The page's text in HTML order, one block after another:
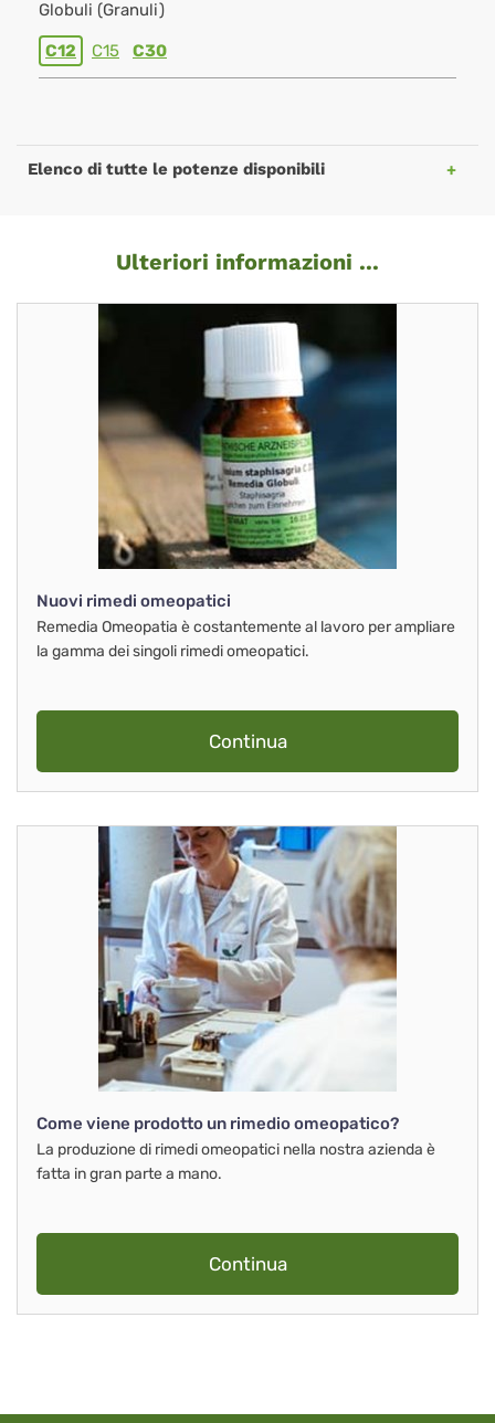
Globuli (Granuli)
C12 C15 C30
Elenco di tutte le potenze disponibili
Ulteriori informazioni ...
Nuovi rimedi omeopatici
Remedia Omeopatia è costantemente al lavoro per ampliare
la gamma dei singoli rimedi omeopatici.
Continua
Come viene prodotto un rimedio omeopatico?
La produzione di rimedi omeopatici nella nostra azienda è
fatta in gran parte a mano.
Continua